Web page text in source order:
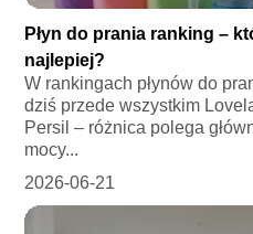
Płyn do prania ranking –
najlepiej?
W rankingach płynów do
dziś przede wszystkim
Persil – różnica polega
mocy...
2026-06-21